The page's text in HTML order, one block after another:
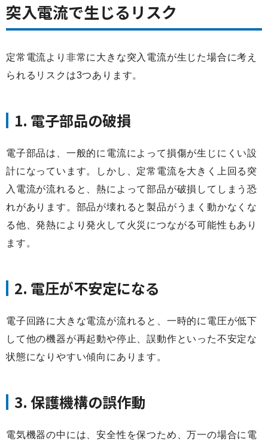
突入電流で生じるリスク
定常電流より非常に大きな突入電流が生じた場合に考え
られるリスクは3つあります。
1. 電子部品の破損
電子部品は、一般的に電流によって損傷が生じにくい設
計になっています。しかし、定常電流を大きく上回る突
入電流が流れると、熱によって部品が破損してしまう恐
れがあります。部品が壊れると製品がうまく動かなくな
る他、発熱により発火して火災につながる可能性もあり
ます。
2. 電圧が不安定になる
電子回路に大きな電流が流れると、一時的に電圧が低下
して他の機器が再起動や停止、誤動作といった不安定な
状態になりやすい傾向にあります。
3. 保護機構の誤作動
電気機器の中には、安全性を保つため、万一の場合に電